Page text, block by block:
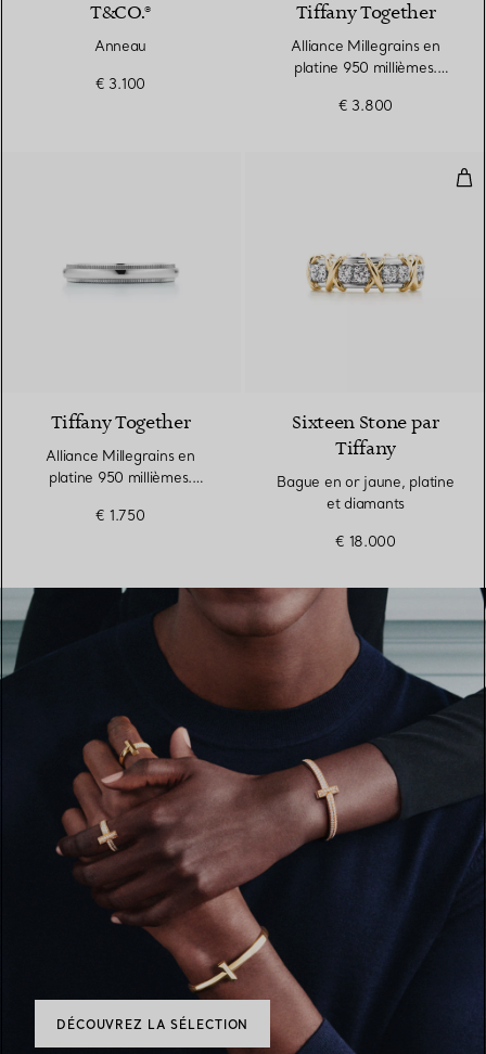
T&CO.®
Anneau
€ 3.100
Tiffany Together
Alliance Millegrains en
platine 950 millièmes.
€ 3.800
Tiffany Together
Alliance Millegrains en
platine 950 millièmes.
€ 1.750
Sixteen Stone par
Tiffany
Bague en or jaune, platine
et diamants
€ 18.000
DÉCOUVREZ LA SÉLECTION